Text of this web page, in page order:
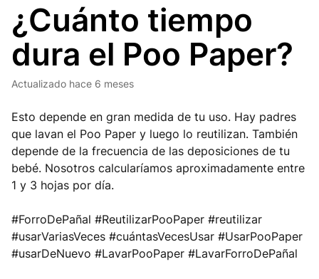
¿Cuánto tiempo
dura el Poo Paper?
Actualizado hace 6 meses
Esto depende en gran medida de tu uso. Hay padres
que lavan el Poo Paper y luego lo reutilizan. También
depende de la frecuencia de las deposiciones de tu
bebé. Nosotros calcularíamos aproximadamente entre
1 y 3 hojas por día.
#ForroDePañal #ReutilizarPooPaper #reutilizar
#usarVariasVeces #cuántasVecesUsar #UsarPooPaper
#usarDeNuevo #LavarPooPaper #LavarForroDePañal